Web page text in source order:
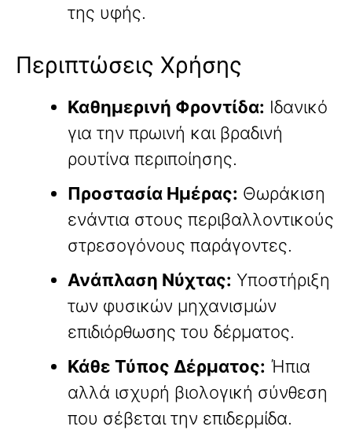
της υφής.
Περιπτώσεις Χρήσης
Καθημερινή Φροντίδα: Ιδανικό
για την πρωινή και βραδινή
ρουτίνα περιποίησης.
Προστασία Ημέρας: Θωράκιση
ενάντια στους περιβαλλοντικούς
στρεσογόνους παράγοντες.
Ανάπλαση Νύχτας: Υποστήριξη
των φυσικών μηχανισμών
επιδιόρθωσης του δέρματος.
Κάθε Τύπος Δέρματος: Ήπια
αλλά ισχυρή βιολογική σύνθεση
που σέβεται την επιδερμίδα.